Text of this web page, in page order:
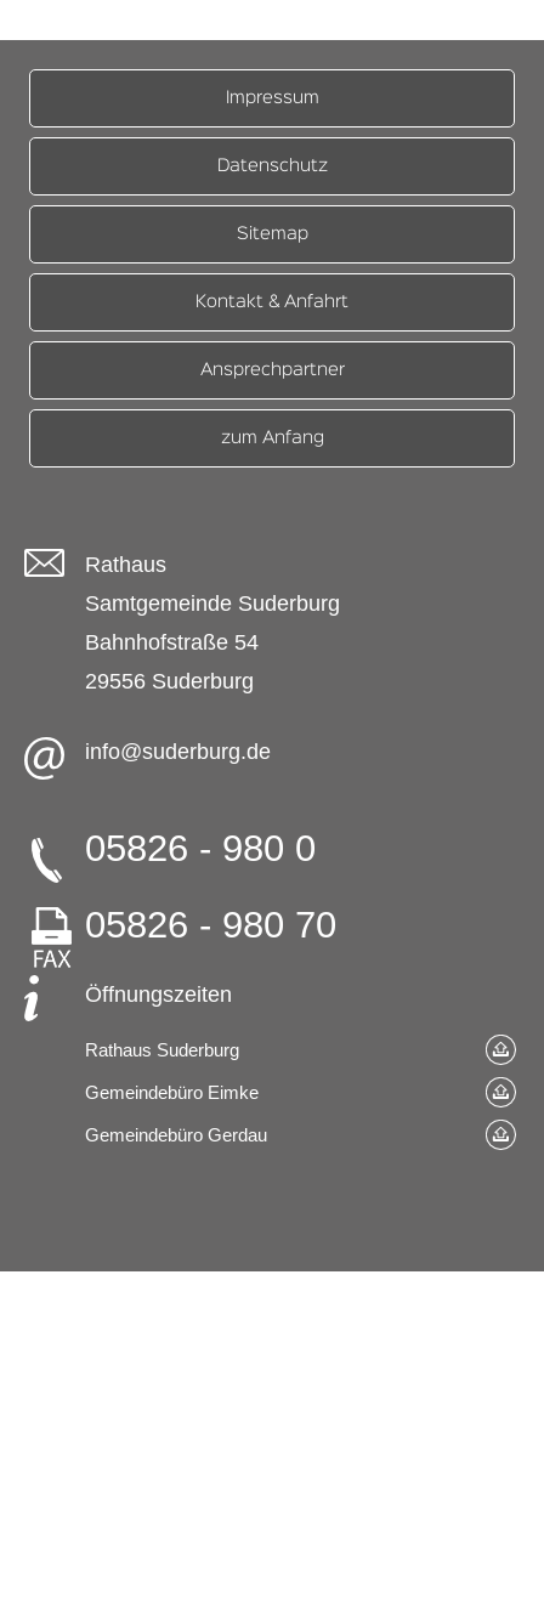
Impressum
Datenschutz
Sitemap
Kontakt & Anfahrt
Ansprechpartner
zum Anfang
Rathaus
Samtgemeinde Suderburg
Bahnhofstraße 54
29556 Suderburg
info@suderburg.de
05826 - 980 0
05826 - 980 70
Öffnungszeiten
Rathaus Suderburg
Gemeindebüro Eimke
Gemeindebüro Gerdau